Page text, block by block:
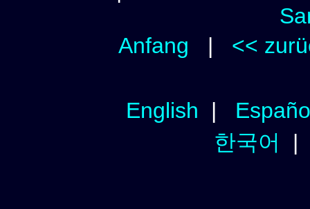
Anfang | <<
English |
한국어